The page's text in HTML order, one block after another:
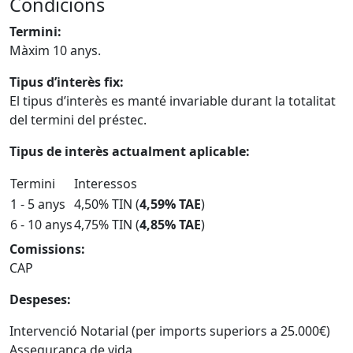
Termini:
Màxim 10 anys.
Tipus d’interès fix:
El tipus d’interès es manté invariable durant la totalitat
del termini del préstec.
Tipus de interès actualment aplicable:
Termini
Interessos
1 - 5 anys 4,50% TIN (4,59% TAE)
6 - 10 anys4,75% TIN (4,85% TAE)
Comissions:
CAP
Despeses:
Intervenció Notarial (per imports superiors a 25.000€)
Assegurança de vida